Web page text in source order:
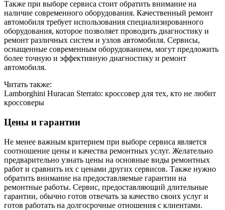
Также при выборе сервиса стоит обратить внимание на
наличие современного оборудования. Качественный ремонт
автомобиля требует использования специализированного
оборудования, которое позволяет проводить диагностику и
ремонт различных систем и узлов автомобиля. Сервисы,
оснащенные современным оборудованием, могут предложить
более точную и эффективную диагностику и ремонт
автомобиля.
Читать также:
Lamborghini Huracan Sterrato: кроссовер для тех, кто не любит
кроссоверы
Цены и гарантии
Не менее важным критерием при выборе сервиса является
соотношение цены и качества ремонтных услуг. Желательно
предварительно узнать цены на основные виды ремонтных
работ и сравнить их с ценами других сервисов. Также нужно
обратить внимание на предоставляемые гарантии на
ремонтные работы. Сервис, предоставляющий длительные
гарантии, обычно готов отвечать за качество своих услуг и
готов работать на долгосрочные отношения с клиентами.